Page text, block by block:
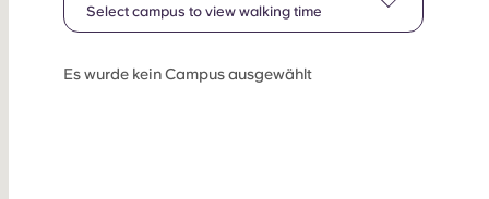
Select campus to view walking time
Es wurde kein Campus ausgewählt